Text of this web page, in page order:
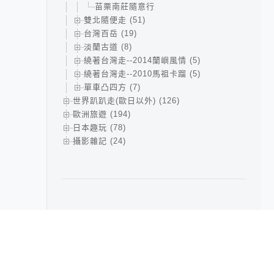
苗栗南莊隨意行
雙北隨便走 (51)
台灣百岳 (19)
淡蘭古道 (8)
繞著台灣走--2014蘭嶼風情 (5)
繞著台灣走--2010馬祖卡蹓 (5)
單車凸四方 (7)
世界趴趴走(歐日以外) (126)
歐洲旅遊 (194)
日本趣玩 (78)
攝影雜記 (24)